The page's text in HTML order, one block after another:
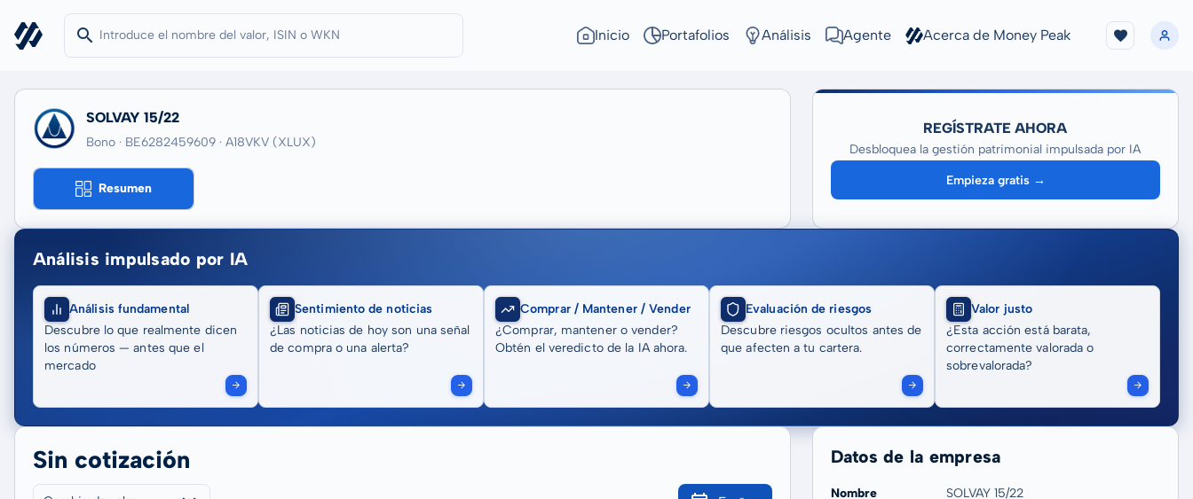
Inicio Portafolios Análisis Agente Acerca de Money Peak
SOLVAY 15/22
Bono · BE6282459609 · A18VKV (XLUX)
Resumen
REGÍSTRATE AHORA
Desbloquea la gestión patrimonial impulsada por IA
Empieza gratis →
Análisis impulsado por IA
Análisis fundamental
Descubre lo que realmente dicen
los números — antes que el
mercado
Sentimiento de noticias
¿Las noticias de hoy son una señal
de compra o una alerta?
Comprar / Mantener / Vender
¿Comprar, mantener o vender?
Obtén el veredicto de la IA ahora.
Evaluación de riesgos
Descubre riesgos ocultos antes de
que afecten a tu cartera.
Valor justo
¿Esta acción está barata,
correctamente valorada o
sobrevalorada?
Sin cotización Datos de la empresa
Nombre SOLVAY 15/22